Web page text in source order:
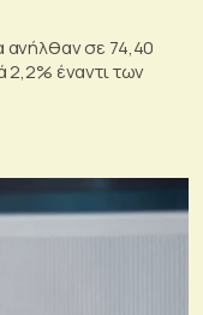
ανήλθαν σε 74,40
έναντι των